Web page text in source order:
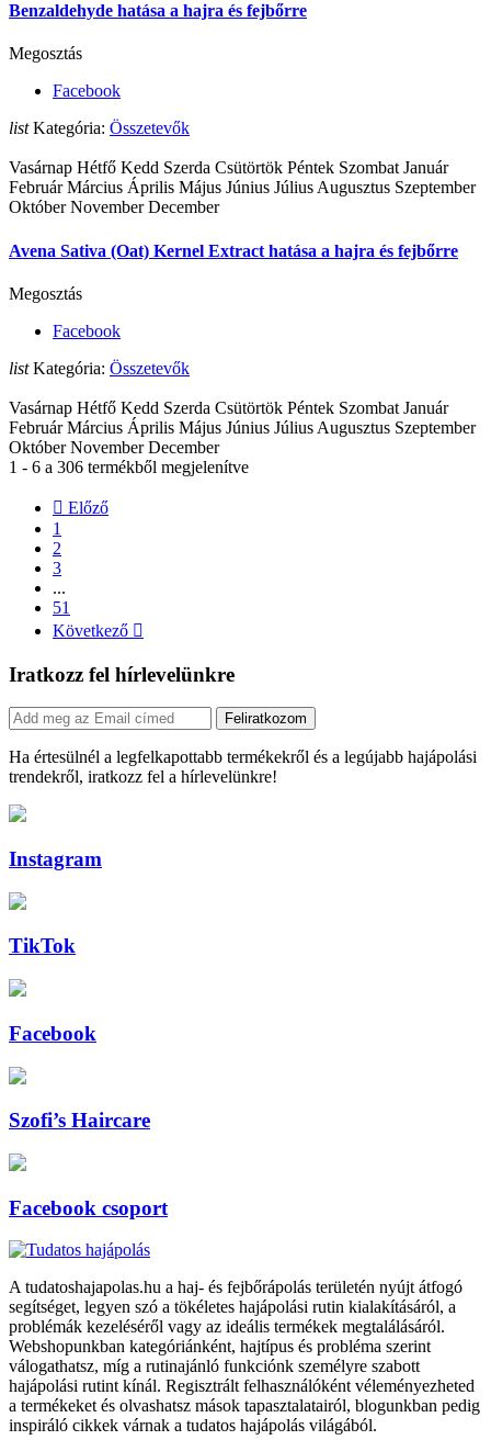
Benzaldehyde hatása a hajra és fejbőrre
Megosztás
Facebook
list Kategória: Összetevők
Vasárnap Hétfő Kedd Szerda Csütörtök Péntek Szombat Január
Február Március Április Május Június Július Augusztus Szeptember
Október November December
Avena Sativa (Oat) Kernel Extract hatása a hajra és fejbőrre
Megosztás
Facebook
list Kategória: Összetevők
Vasárnap Hétfő Kedd Szerda Csütörtök Péntek Szombat Január
Február Március Április Május Június Július Augusztus Szeptember
Október November December
1 - 6 a 306 termékből megjelenítve
 Előző
1
2
3
...
51
Következő 
Iratkozz fel hírlevelünkre
Feliratkozom
Ha értesülnél a legfelkapottabb termékekről és a legújabb hajápolási
trendekről, iratkozz fel a hírlevelünkre!
Instagram
TikTok
Facebook
Szofi’s Haircare
Facebook csoport
A tudatoshajapolas.hu a haj- és fejbőrápolás területén nyújt átfogó
segítséget, legyen szó a tökéletes hajápolási rutin kialakításáról, a
problémák kezeléséről vagy az ideális termékek megtalálásáról.
Webshopunkban kategóriánként, hajtípus és probléma szerint
válogathatsz, míg a rutinajánló funkciónk személyre szabott
hajápolási rutint kínál. Regisztrált felhasználóként véleményezheted
a termékeket és olvashatsz mások tapasztalatairól, blogunkban pedig
inspiráló cikkek várnak a tudatos hajápolás világából.